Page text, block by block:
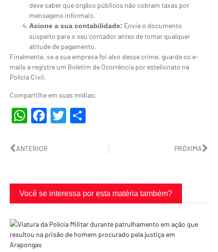
deve saber que órgãos públicos não cobram taxas por
mensagens informais.
Acione a sua contabilidade: Envie o documento
suspeito para o seu contador antes de tomar qualquer
atitude de pagamento.
Finalmente, se a sua empresa foi alvo desse crime, guarde os e-
mails e registre um Boletim de Ocorrência por estelionato na
Polícia Civil.
Compartilhe em suas mídias:
WhatsApp
Facebook
Twitter
ANTERIOR PRÓXIMA
Você se interessa por esta matéria também?